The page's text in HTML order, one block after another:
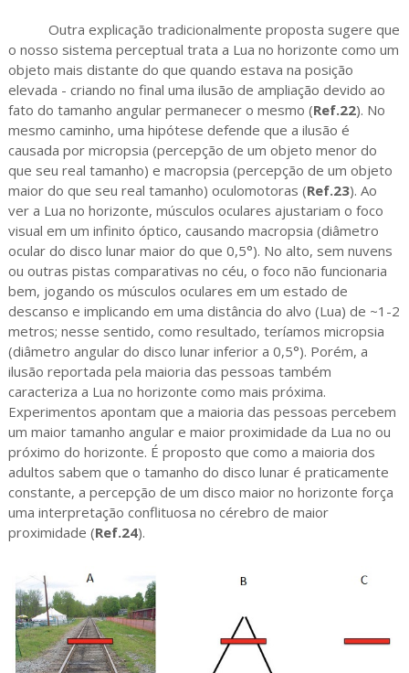
Outra explicação tradicionalmente proposta sugere que
o nosso sistema perceptual trata a Lua no horizonte como um
objeto mais distante do que quando estava na posição
elevada - criando no final uma ilusão de ampliação devido ao
fato do tamanho angular permanecer o mesmo (Ref.22). No
mesmo caminho, uma hipótese defende que a ilusão é
causada por micropsia (percepção de um objeto menor do
que seu real tamanho) e macropsia (percepção de um objeto
maior do que seu real tamanho) oculomotoras (Ref.23). Ao
ver a Lua no horizonte, músculos oculares ajustariam o foco
visual em um infinito óptico, causando macropsia (diâmetro
ocular do disco lunar maior do que 0,5°). No alto, sem nuvens
ou outras pistas comparativas no céu, o foco não funcionaria
bem, jogando os músculos oculares em um estado de
descanso e implicando em uma distância do alvo (Lua) de ~1-2
metros; nesse sentido, como resultado, teríamos micropsia
(diâmetro angular do disco lunar inferior a 0,5°). Porém, a
ilusão reportada pela maioria das pessoas também
caracteriza a Lua no horizonte como mais próxima.
Experimentos apontam que a maioria das pessoas percebem
um maior tamanho angular e maior proximidade da Lua no ou
próximo do horizonte. É proposto que como a maioria dos
adultos sabem que o tamanho do disco lunar é praticamente
constante, a percepção de um disco maior no horizonte força
uma interpretação conflituosa no cérebro de maior
proximidade (Ref.24).